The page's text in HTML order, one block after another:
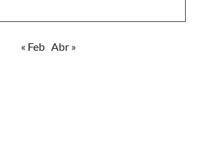
« Feb Abr »